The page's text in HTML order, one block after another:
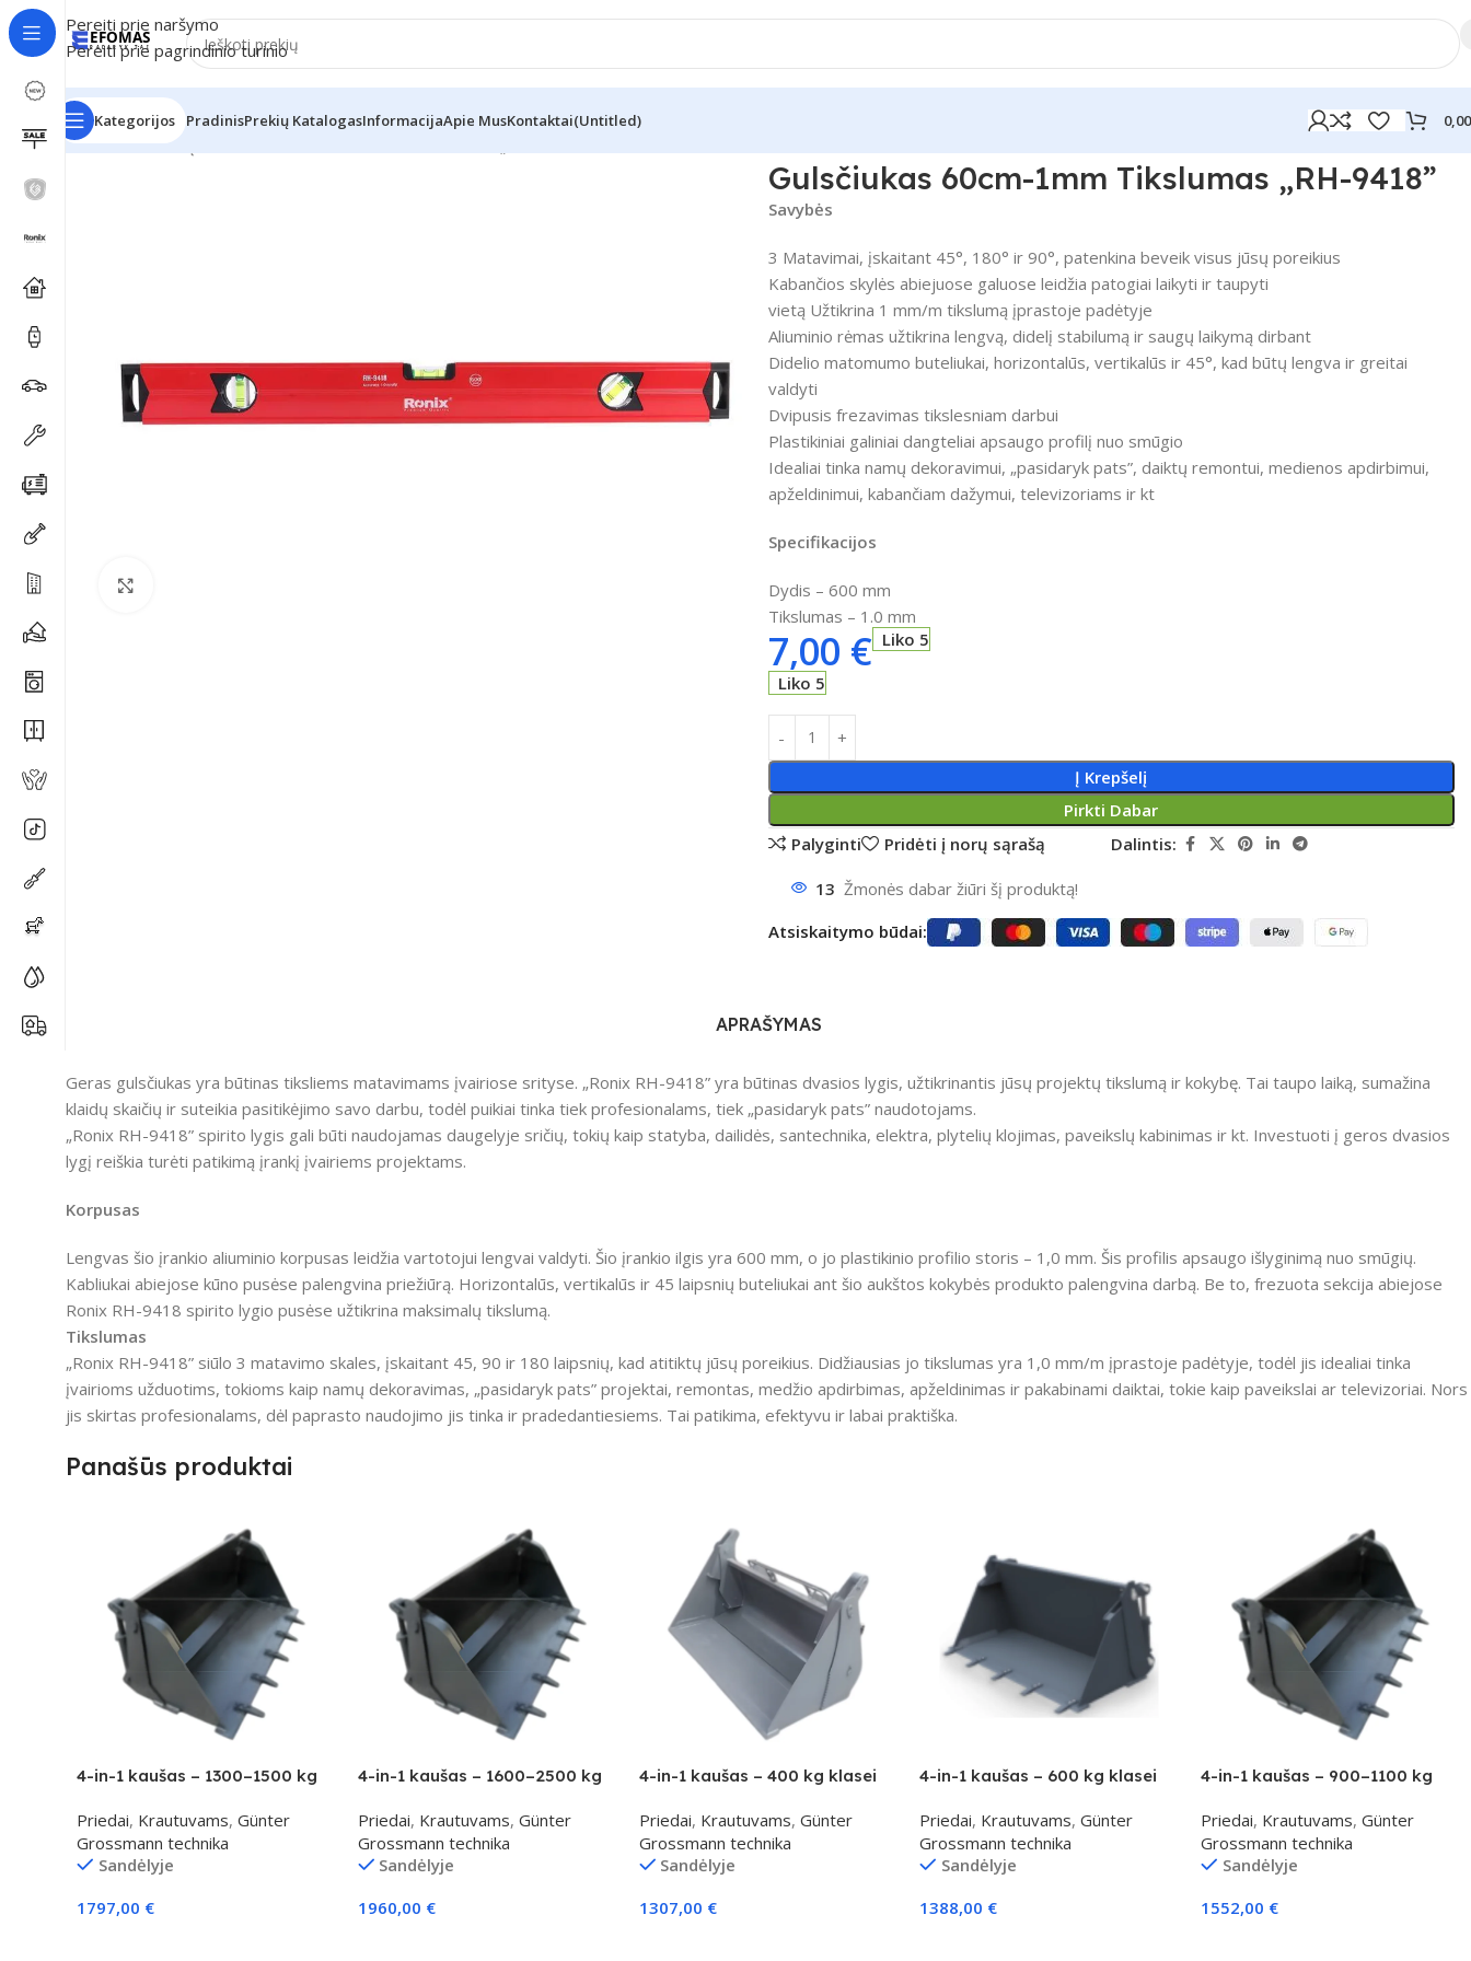
Pereiti prie naršymo
Pereiti prie pagrindinio turinio
Kategorijos PradinisPrekių KatalogasInformacijaApie MusKontaktai(Untitled)
Pradžia Ronix Įrankiai
Gulsčiukas 60cm-1mm Tikslumas „RH-9418”
Savybės
3 Matavimai, įskaitant 45°, 180° ir 90°, patenkina beveik visus jūsų poreikius
Kabančios skylės abiejuose galuose leidžia patogiai laikyti ir taupyti
vietą Užtikrina 1 mm/m tikslumą įprastoje padėtyje
Aliuminio rėmas užtikrina lengvą, didelį stabilumą ir saugų laikymą dirbant
Didelio matomumo buteliukai, horizontalūs, vertikalūs ir 45°, kad būtų lengva ir greitai
valdyti
Dvipusis frezavimas tikslesniam darbui
Plastikiniai galiniai dangteliai apsaugo profilį nuo smūgio
Idealiai tinka namų dekoravimui, „pasidaryk pats”, daiktų remontui, medienos apdirbimui,
apželdinimui, kabančiam dažymui, televizoriams ir kt
Specifikacijos
Dydis – 600 mm
Tikslumas – 1.0 mm
7,00 € Liko 5
Liko 5
Į Krepšelį
Pirkti Dabar
Palyginti
Pridėti į norų sąrašą Dalintis:
13 Žmonės dabar žiūri šį produktą!
Atsiskaitymo būdai:
APRAŠYMAS
Geras gulsčiukas yra būtinas tiksliems matavimams įvairiose srityse. „Ronix RH-9418” yra būtinas dvasios lygis, užtikrinantis jūsų projektų tikslumą ir kokybę. Tai taupo laiką, sumažina
klaidų skaičių ir suteikia pasitikėjimo savo darbu, todėl puikiai tinka tiek profesionalams, tiek „pasidaryk pats” naudotojams.
„Ronix RH-9418” spirito lygis gali būti naudojamas daugelyje sričių, tokių kaip statyba, dailidės, santechnika, elektra, plytelių klojimas, paveikslų kabinimas ir kt. Investuoti į geros dvasios
lygį reiškia turėti patikimą įrankį įvairiems projektams.
Korpusas
Lengvas šio įrankio aliuminio korpusas leidžia vartotojui lengvai valdyti. Šio įrankio ilgis yra 600 mm, o jo plastikinio profilio storis – 1,0 mm. Šis profilis apsaugo išlyginimą nuo smūgių.
Kabliukai abiejose kūno pusėse palengvina priežiūrą. Horizontalūs, vertikalūs ir 45 laipsnių buteliukai ant šio aukštos kokybės produkto palengvina darbą. Be to, frezuota sekcija abiejose
Ronix RH-9418 spirito lygio pusėse užtikrina maksimalų tikslumą.
Tikslumas
„Ronix RH-9418” siūlo 3 matavimo skales, įskaitant 45, 90 ir 180 laipsnių, kad atitiktų jūsų poreikius. Didžiausias jo tikslumas yra 1,0 mm/m įprastoje padėtyje, todėl jis idealiai tinka
įvairioms užduotims, tokioms kaip namų dekoravimas, „pasidaryk pats” projektai, remontas, medžio apdirbimas, apželdinimas ir pakabinami daiktai, tokie kaip paveikslai ar televizoriai. Nors
jis skirtas profesionalams, dėl paprasto naudojimo jis tinka ir pradedantiesiems. Tai patikima, efektyvu ir labai praktiška.
Panašūs produktai
4-in-1 kaušas – 1300–1500 kg
Priedai, Krautuvams, Günter
Grossmann technika
Sandėlyje
1797,00 €
4-in-1 kaušas – 1600–2500 kg
Priedai, Krautuvams, Günter
Grossmann technika
Sandėlyje
1960,00 €
4-in-1 kaušas – 400 kg klasei
Priedai, Krautuvams, Günter
Grossmann technika
Sandėlyje
1307,00 €
4-in-1 kaušas – 600 kg klasei
Priedai, Krautuvams, Günter
Grossmann technika
Sandėlyje
1388,00 €
4-in-1 kaušas – 900–1100 kg
Priedai, Krautuvams, Günter
Grossmann technika
Sandėlyje
1552,00 €